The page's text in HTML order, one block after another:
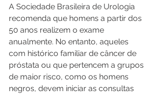
A Sociedade Brasileira de Urologia
recomenda que homens a partir dos
50 anos realizem o exame
anualmente. No entanto, aqueles
com histórico familiar de câncer de
próstata ou que pertencem a grupos
de maior risco, como os homens
negros, devem iniciar as consultas